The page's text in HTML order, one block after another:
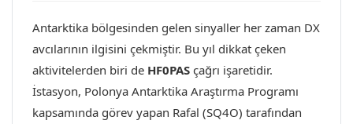
Antarktika bölgesinden gelen sinyaller her zaman DX
avcılarının ilgisini çekmiştir. Bu yıl dikkat çeken
aktivitelerden biri de HF0PAS çağrı işaretidir.
İstasyon, Polonya Antarktika Araştırma Programı
kapsamında görev yapan Rafal (SQ4O) tarafından